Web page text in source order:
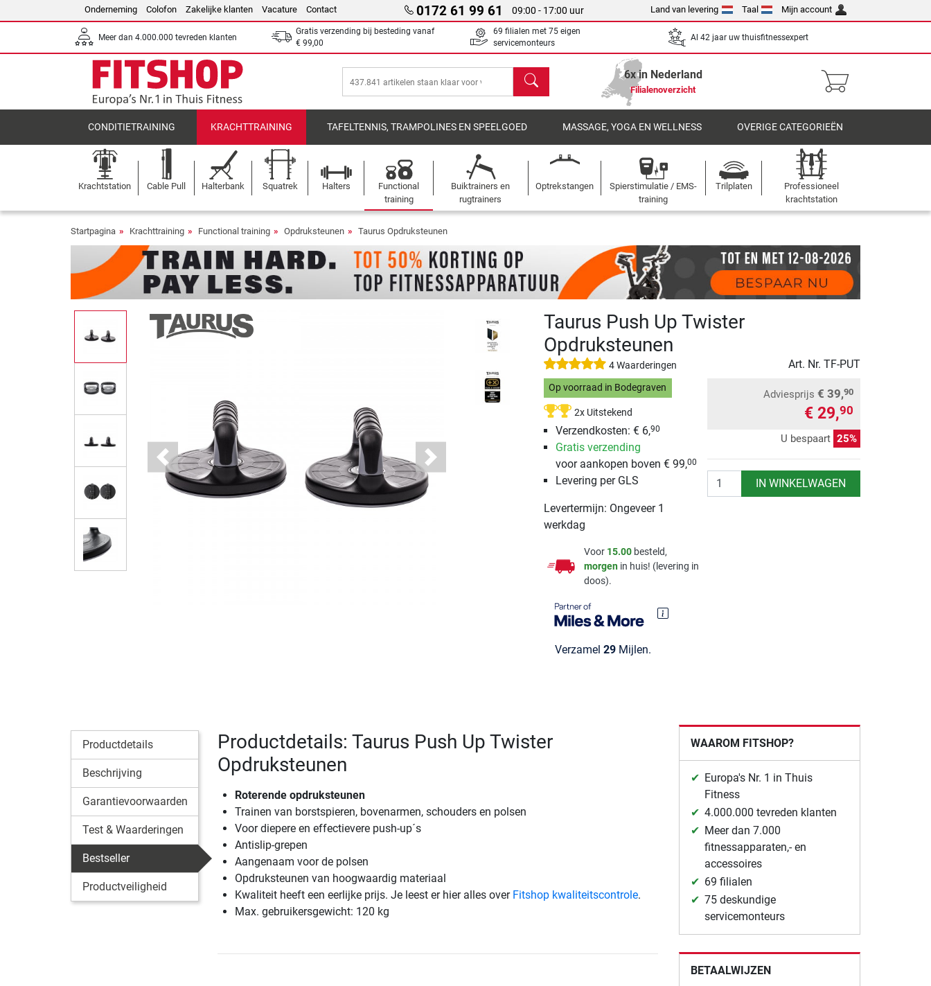
Onderneming Colofon Zakelijke klanten Vacature Contact 0172 61 99 61 09:00 - 17:00 uur Land van levering Taal Mijn account
Meer dan 4.000.000 tevreden klanten
Gratis verzending bij besteding vanaf
€ 99,00
69 filialen met 75 eigen
servicemonteurs
Al 42 jaar uw thuisfitnessexpert
Zoeken 6x in Nederland
Filialenoverzicht
CONDITIETRAINING KRACHTTRAINING TAFELTENNIS, TRAMPOLINES EN SPEELGOED MASSAGE, YOGA EN WELLNESS OVERIGE CATEGORIEËN
Krachtstation Cable Pull Halterbank Squatrek Halters
Functional
training
Buiktrainers en
rugtrainers
Optrekstangen
Spierstimulatie / EMS-
training
Trilplaten
Professioneel
krachtstation
Startpagina Krachttraining Functional training Opdruksteunen Taurus Opdruksteunen
Previous Next
Taurus Push Up Twister
Opdruksteunen
4 Waarderingen Art. Nr. TF-PUT
Op voorraad in Bodegraven
2x Uitstekend
Verzendkosten: € 6,90
Gratis verzending
voor aankopen boven € 99,00
Levering per GLS
Levertermijn: Ongeveer 1
werkdag
Voor 15.00besteld,
morgenin huis! (levering in
doos).
Verzamel 29Mijlen.
Adviesprijs € 39,90
€ 29,90
U bespaart 25%
Aantal IN WINKELWAGEN
Productdetails
Beschrijving
Garantievoorwaarden
Test & Waarderingen
Bestseller
Productveiligheid
Productdetails: Taurus Push Up Twister
Opdruksteunen
Roterende opdruksteunen
Trainen van borstspieren, bovenarmen, schouders en polsen
Voor diepere en effectievere push-up´s
Antislip-grepen
Aangenaam voor de polsen
Opdruksteunen van hoogwaardig materiaal
Kwaliteit heeft een eerlijke prijs. Je leest er hier alles over Fitshop kwaliteitscontrole.
Max. gebruikersgewicht: 120 kg
WAAROM FITSHOP?
Europa's Nr. 1 in Thuis
Fitness
4.000.000 tevreden klanten
Meer dan 7.000
fitnessapparaten,- en
accessoires
69 filialen
75 deskundige
servicemonteurs
BETAALWIJZEN